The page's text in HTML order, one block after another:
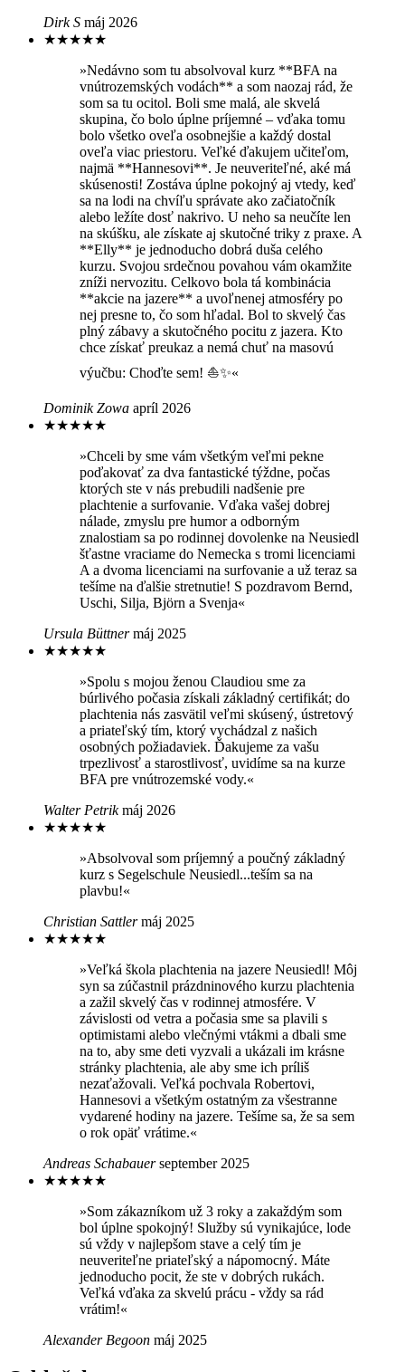
Dirk S máj 2026
★★★★★
»Nedávno som tu absolvoval kurz **BFA na
vnútrozemských vodách** a som naozaj rád, že
som sa tu ocitol. Boli sme malá, ale skvelá
skupina, čo bolo úplne príjemné – vďaka tomu
bolo všetko oveľa osobnejšie a každý dostal
oveľa viac priestoru. Veľké ďakujem učiteľom,
najmä **Hannesovi**. Je neuveriteľné, aké má
skúsenosti! Zostáva úplne pokojný aj vtedy, keď
sa na lodi na chvíľu správate ako začiatočník
alebo ležíte dosť nakrivo. U neho sa neučíte len
na skúšku, ale získate aj skutočné triky z praxe. A
**Elly** je jednoducho dobrá duša celého
kurzu. Svojou srdečnou povahou vám okamžite
zníži nervozitu. Celkovo bola tá kombinácia
**akcie na jazere** a uvoľnenej atmosféry po
nej presne to, čo som hľadal. Bol to skvelý čas
plný zábavy a skutočného pocitu z jazera. Kto
chce získať preukaz a nemá chuť na masovú
výučbu: Choďte sem! ⛵✨«
Dominik Zowa apríl 2026
★★★★★
»Chceli by sme vám všetkým veľmi pekne
poďakovať za dva fantastické týždne, počas
ktorých ste v nás prebudili nadšenie pre
plachtenie a surfovanie. Vďaka vašej dobrej
nálade, zmyslu pre humor a odborným
znalostiam sa po rodinnej dovolenke na Neusiedl
šťastne vraciame do Nemecka s tromi licenciami
A a dvoma licenciami na surfovanie a už teraz sa
tešíme na ďalšie stretnutie! S pozdravom Bernd,
Uschi, Silja, Björn a Svenja«
Ursula Büttner máj 2025
★★★★★
»Spolu s mojou ženou Claudiou sme za
búrlivého počasia získali základný certifikát; do
plachtenia nás zasvätil veľmi skúsený, ústretový
a priateľský tím, ktorý vychádzal z našich
osobných požiadaviek. Ďakujeme za vašu
trpezlivosť a starostlivosť, uvidíme sa na kurze
BFA pre vnútrozemské vody.«
Walter Petrik máj 2026
★★★★★
»Absolvoval som príjemný a poučný základný
kurz s Segelschule Neusiedl...teším sa na
plavbu!«
Christian Sattler máj 2025
★★★★★
»Veľká škola plachtenia na jazere Neusiedl! Môj
syn sa zúčastnil prázdninového kurzu plachtenia
a zažil skvelý čas v rodinnej atmosfére. V
závislosti od vetra a počasia sme sa plavili s
optimistami alebo vlečnými vtákmi a dbali sme
na to, aby sme deti vyzvali a ukázali im krásne
stránky plachtenia, ale aby sme ich príliš
nezaťažovali. Veľká pochvala Robertovi,
Hannesovi a všetkým ostatným za všestranne
vydarené hodiny na jazere. Tešíme sa, že sa sem
o rok opäť vrátime.«
Andreas Schabauer september 2025
★★★★★
»Som zákazníkom už 3 roky a zakaždým som
bol úplne spokojný! Služby sú vynikajúce, lode
sú vždy v najlepšom stave a celý tím je
neuveriteľne priateľský a nápomocný. Máte
jednoducho pocit, že ste v dobrých rukách.
Veľká vďaka za skvelú prácu - vždy sa rád
vrátim!«
Alexander Begoon máj 2025